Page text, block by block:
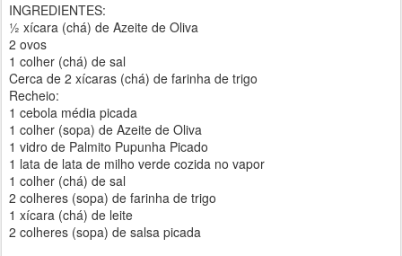
INGREDIENTES:
½ xícara (chá) de Azeite de Oliva
2 ovos
1 colher (chá) de sal
Cerca de 2 xícaras (chá) de farinha de trigo
Recheio:
1 cebola média picada
1 colher (sopa) de Azeite de Oliva
1 vidro de Palmito Pupunha Picado
1 lata de lata de milho verde cozida no vapor
1 colher (chá) de sal
2 colheres (sopa) de farinha de trigo
1 xícara (chá) de leite
2 colheres (sopa) de salsa picada